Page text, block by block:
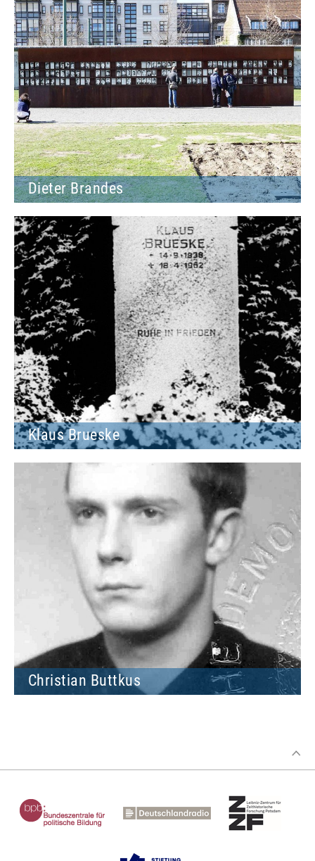
Dieter Brandes
Klaus Brueske
Christian Buttkus